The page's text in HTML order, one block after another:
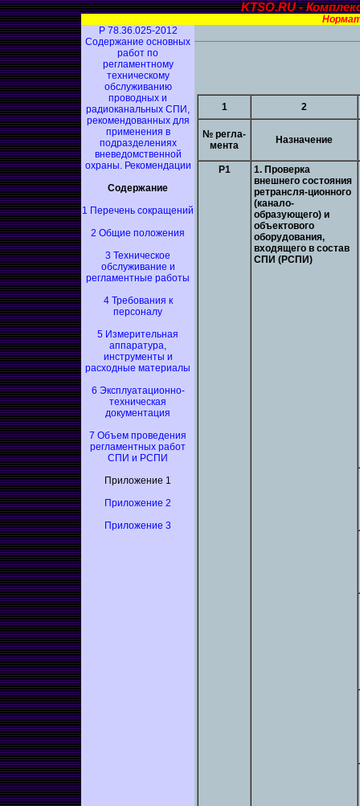
KTSO.RU -
Р 78.36.025-2012
Содержание основных
работ по
регламентному
техническому
обслуживанию
проводных и
радиоканальных СПИ,
рекомендованных для
применения в
подразделениях
вневедомственной
охраны. Рекомендации
Содержание
1 Перечень сокращений
2 Общие положения
3 Техническое
обслуживание и
регламентные работы
4 Требования к
персоналу
5 Измерительная
аппаратура,
инструменты и
расходные материалы
6 Эксплуатационно-
техническая
документация
7 Объем проведения
регламентных работ
СПИ и РСПИ
Приложение 1
Приложение 2
Приложение 3
1 2
№ регла-
мента
Назначение
Р1
1. Проверка
внешнего состояния
ретрансля-ционного
(канало-
образующего) и
объектового
оборудования,
входящего в состав
СПИ (РСПИ)